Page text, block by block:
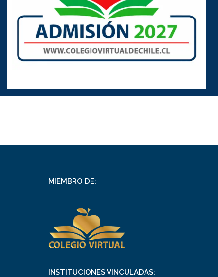
MIEMBRO DE:
INSTITUCIONES VINCULADAS: